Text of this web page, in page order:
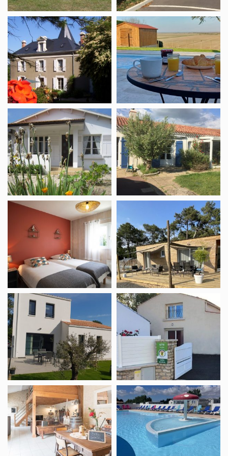
B&B
La
Folie
Meublé
Le
Grand
Fief
Vakantiewoning
La
Fautaise
1
Meublé
Kribi
Meublé
Héron
Cendré
Robergeau
Nathalie
Meublé
Robreteau
Jacky
Niaouli
Chambre
d’hôtes
l’Échappée
Vendéenne
Camping
O’Beau
Laurier